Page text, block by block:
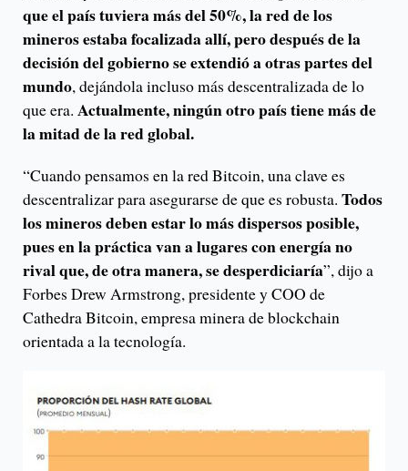
que el país tuviera más del 50%, la red de los
mineros estaba focalizada allí, pero después de la
decisión del gobierno se extendió a otras partes del
mundo, dejándola incluso más descentralizada de lo
que era. Actualmente, ningún otro país tiene más de
la mitad de la red global.
“Cuando pensamos en la red Bitcoin, una clave es
descentralizar para asegurarse de que es robusta. Todos
los mineros deben estar lo más dispersos posible,
pues en la práctica van a lugares con energía no
rival que, de otra manera, se desperdiciaría”, dijo a
Forbes Drew Armstrong, presidente y COO de
Cathedra Bitcoin, empresa minera de blockchain
orientada a la tecnología.